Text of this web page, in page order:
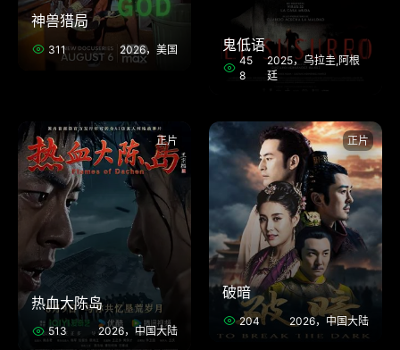
神兽猎局
311 2026，美国 鬼低语
45
8
2025，乌拉圭,阿根
廷
正片
热血大陈岛
513 2026，中国大陆
正片
破暗
204 2026，中国大陆